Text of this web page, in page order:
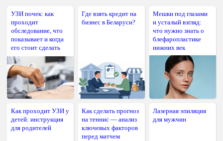
УЗИ почек: как
проходит
обследование, что
показывает и когда
его стоит сделать
Где взять кредит на
бизнес в Беларуси?
Мешки под глазами
и усталый взгляд:
что нужно знать о
блефаропластике
нижних век
Как проходит УЗИ у
детей: инструкция
для родителей
Как сделать прогноз
на теннис — анализ
ключевых факторов
перед матчем
Лазерная эпиляция
для мужчин